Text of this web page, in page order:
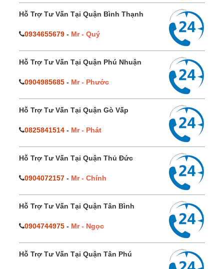
Hỗ Trợ Tư Vấn Tại Quận Bình Thạnh
0934655679 - Mr - Quý
Hỗ Trợ Tư Vấn Tại Quận Phú Nhuận
0904985685 - Mr - Phước
Hỗ Trợ Tư Vấn Tại Quận Gò Vấp
0825841514 - Mr - Phát
Hỗ Trợ Tư Vấn Tại Quận Thủ Đức
0904072157 - Mr - Chính
Hỗ Trợ Tư Vấn Tại Quận Tân Bình
0904744975 - Mr - Ngọc
Hỗ Trợ Tư Vấn Tại Quận Tân Phú